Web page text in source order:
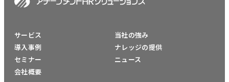
サービス
導入事例
セミナー
会社概要
当社の強み
ナレッジの提供
ニュース